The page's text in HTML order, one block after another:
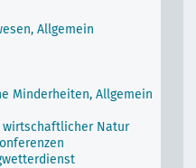
Allgemein
Minderheiten, Allgemein
wirtschaftlicher Natur